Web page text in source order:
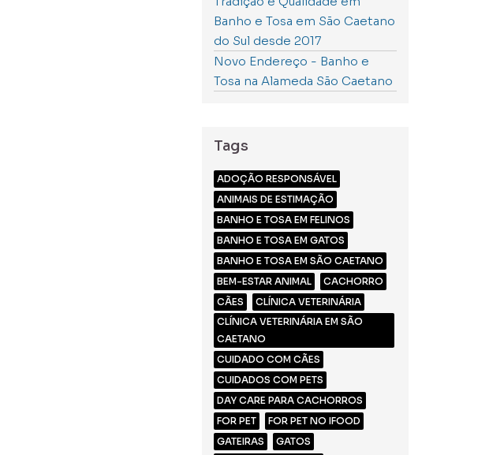
Banho e Tosa em São Caetano
do Sul desde 2017
Novo Endereço - Banho e
Tosa na Alameda São Caetano
Tags
ADOÇÃO RESPONSÁVEL
ANIMAIS DE ESTIMAÇÃO
BANHO E TOSA EM FELINOS
BANHO E TOSA EM GATOS
BANHO E TOSA EM SÃO CAETANO
BEM-ESTAR ANIMAL
CACHORRO
CÃES
CLÍNICA VETERINÁRIA
CLÍNICA VETERINÁRIA EM SÃO
CAETANO
CUIDADO COM CÃES
CUIDADOS COM PETS
DAY CARE PARA CACHORROS
FOR PET
FOR PET NO IFOOD
GATEIRAS
GATOS